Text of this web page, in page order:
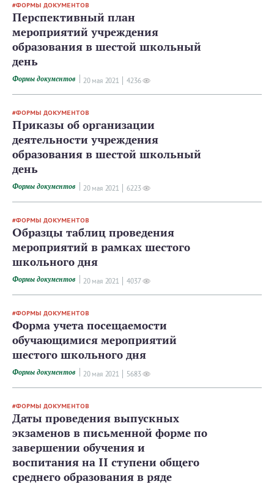
ФОРМЫ ДОКУМЕНТОВ
Перспективный план
мероприятий учреждения
образования в шестой школьный
день
Формы документов 20 мая 2021 4236
ФОРМЫ ДОКУМЕНТОВ
Приказы об организации
деятельности учреждения
образования в шестой школьный
день
Формы документов 20 мая 2021 6223
ФОРМЫ ДОКУМЕНТОВ
Образцы таблиц проведения
мероприятий в рамках шестого
школьного дня
Формы документов 20 мая 2021 4037
ФОРМЫ ДОКУМЕНТОВ
Форма учета посещаемости
обучающимися мероприятий
шестого школьного дня
Формы документов 20 мая 2021 5683
ФОРМЫ ДОКУМЕНТОВ
Даты проведения выпускных
экзаменов в письменной форме по
завершении обучения и
воспитания на II ступени общего
среднего образования в ряде